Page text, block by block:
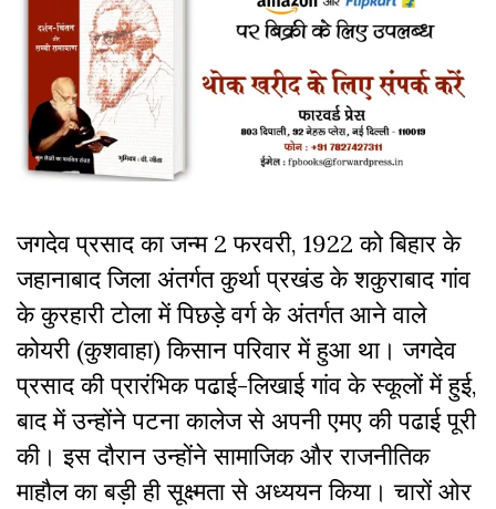
जगदेव प्रसाद का जन्म 2 फरवरी, 1922 को बिहार के
जहानाबाद जिला अंतर्गत कुर्था प्रखंड के शकुराबाद गांव
के कुरहारी टोला में पिछड़े वर्ग के अंतर्गत आने वाले
कोयरी (कुशवाहा) किसान परिवार में हुआ था। जगदेव
प्रसाद की प्रारंभिक पढाई-लिखाई गांव के स्कूलों में हुई,
बाद में उन्होंने पटना कालेज से अपनी एमए की पढाई पूरी
की। इस दौरान उन्होंने सामाजिक और राजनीतिक
माहौल का बड़ी ही सूक्ष्मता से अध्ययन किया। चारों ओर